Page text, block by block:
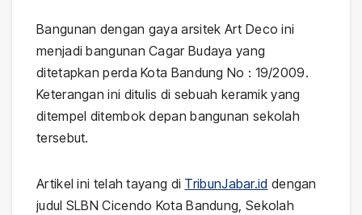
Bangunan dengan gaya arsitek Art Deco ini
menjadi bangunan Cagar Budaya yang
ditetapkan perda Kota Bandung No : 19/2009.
Keterangan ini ditulis di sebuah keramik yang
ditempel ditembok depan bangunan sekolah
tersebut.
Artikel ini telah tayang di TribunJabar.id dengan
judul SLBN Cicendo Kota Bandung, Sekolah